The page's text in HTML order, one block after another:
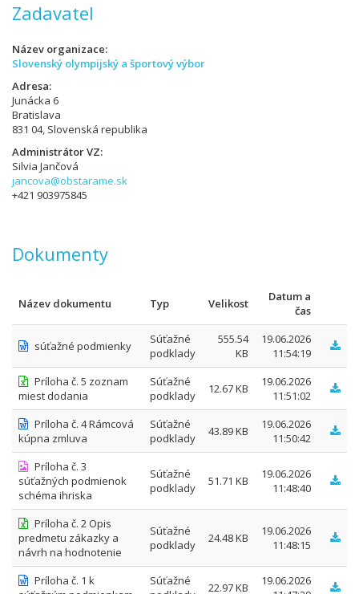
Zadavatel
Název organizace
Slovenský olympijský a športový výbor
Adresa
Junácka 6
Bratislava
831 04, Slovenská republika
Administrátor VZ
Silvia Jančová
jancova@obstarame.sk
+421 903975845
Dokumenty
Název dokumentu Typ Velikost
Datum a
čas
súťažné podmienky
Súťažné
podklady
555.54
KB
19.06.2026
11:54:19
Príloha č. 5 zoznam
miest dodania
Súťažné
podklady
12.67 KB
19.06.2026
11:51:02
Príloha č. 4 Rámcová
kúpna zmluva
Súťažné
podklady
43.89 KB
19.06.2026
11:50:42
Príloha č. 3
súťažných podmienok
schéma ihriska
Súťažné
podklady
51.71 KB
19.06.2026
11:48:40
Príloha č. 2 Opis
predmetu zákazky a
návrh na hodnotenie
Súťažné
podklady
24.48 KB
19.06.2026
11:48:15
Príloha č. 1 k
Súťažné
22.97 KB
19.06.2026